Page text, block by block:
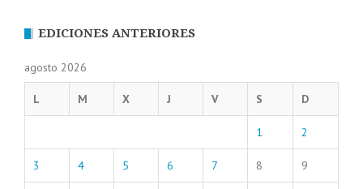
EDICIONES ANTERIORES
agosto 2026
L M X J V S D
1 2
3 4 5 6 7 8 9